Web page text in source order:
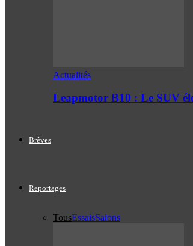
Actualités
Leapmotor B10 : Le SUV
Brêves
Reportages
TousEssaisSalons